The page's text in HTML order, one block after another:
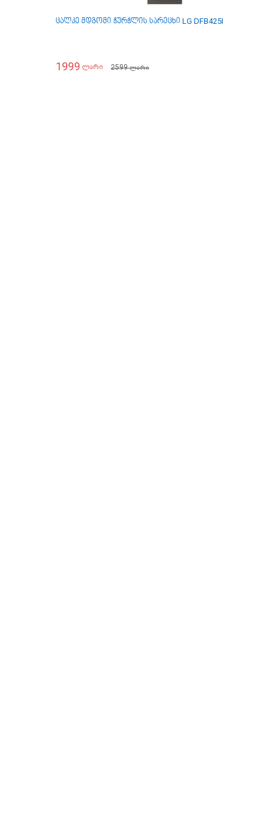
ცალკე მდგომი ჭურჭლის სარეცხი LG DFB425FP.APZPARA
1999 ლარი 2599ლარი